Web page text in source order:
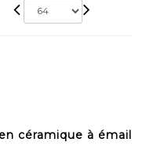
céramique à émail